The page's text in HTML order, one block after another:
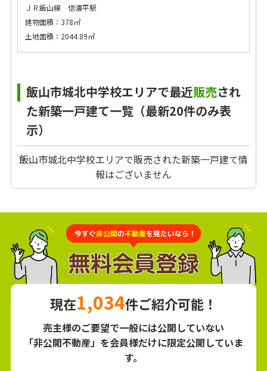
ＪＲ飯山線 信濃平駅
建物面積：378㎡
土地面積：2044.89㎡
飯山市城北中学校エリアで最近販売され
た新築一戸建て一覧（最新20件のみ表
示）
飯山市城北中学校エリアで販売された新築一戸建て情
報はございません
現在1,034件ご紹介可能！
売主様のご要望で一般には公開していない
「非公開不動産」を会員様だけに限定公開していま
す。